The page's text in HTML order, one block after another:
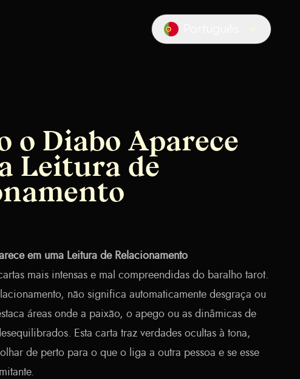
Locale switcher
o Diabo Aparece
Leitura de
em uma Leitura de Relacionamento
mais intensas e mal compreendidas do baralho tarot.
não significa automaticamente desgraça ou
áreas onde a paixão, o apego ou as dinâmicas de
Esta carta traz verdades ocultas à tona,
de perto para o que o liga a outra pessoa e se esse